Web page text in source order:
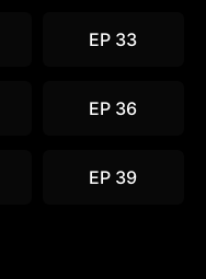
EP 33
EP 36
EP 39